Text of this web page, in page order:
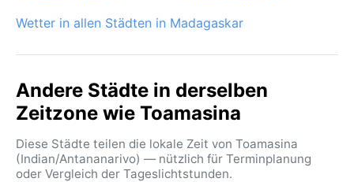
Wetter in allen Städten in Madagaskar
Andere Städte in derselben
Zeitzone wie Toamasina
Diese Städte teilen die lokale Zeit von Toamasina
(Indian/Antananarivo) — nützlich für Terminplanung
oder Vergleich der Tageslichtstunden.